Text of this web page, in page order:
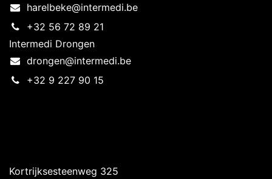
harelbeke@intermedi.be
+32 56 72 89 21
Intermedi Drongen
drongen@intermedi.be
+32 9 227 90 15
Kortrijksesteenweg 325